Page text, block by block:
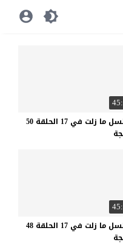
زلت في 17 الحلقة 50
زلت في 17 الحلقة 48